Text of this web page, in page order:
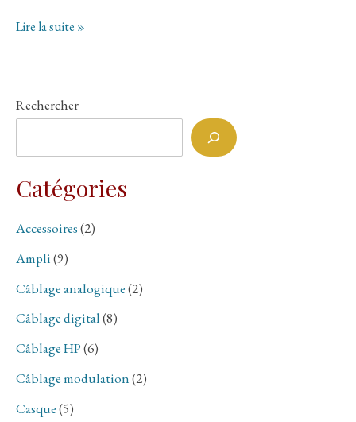
Cable
Black
HP
sujet
la
des
Lire la suite »
Rechercher
Catégories
Accessoires(2)
Ampli(9)
Câblage analogique(2)
Câblage digital(8)
Câblage HP(6)
Câblage modulation(2)
Casque(5)